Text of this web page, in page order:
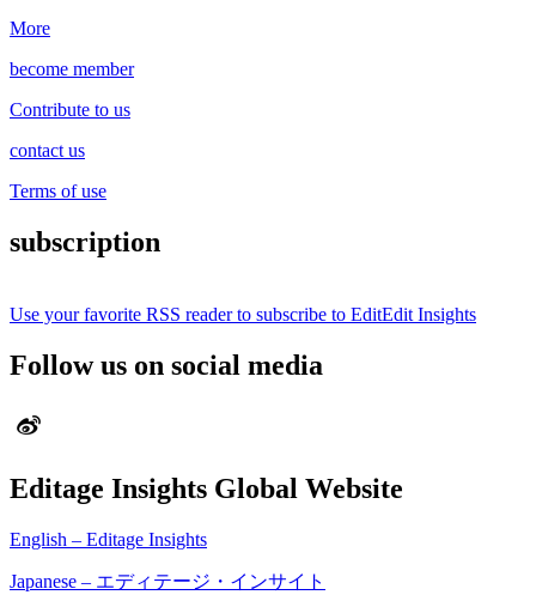
More
become member
Contribute to us
contact us
Terms of use
subscription
Use your favorite RSS reader to subscribe to EditEdit Insights
Follow us on social media
Editage Insights Global Website
English – Editage Insights
Japanese – エディテージ・インサイト